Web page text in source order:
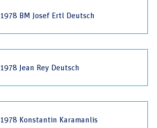
1978 BM Josef Ertl Deutsch
1978 Jean Rey Deutsch
1978 Konstantin Karamanlis